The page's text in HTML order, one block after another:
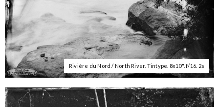
Rivière du Nord / North River. Tintype. 8x10". f/16. 2s